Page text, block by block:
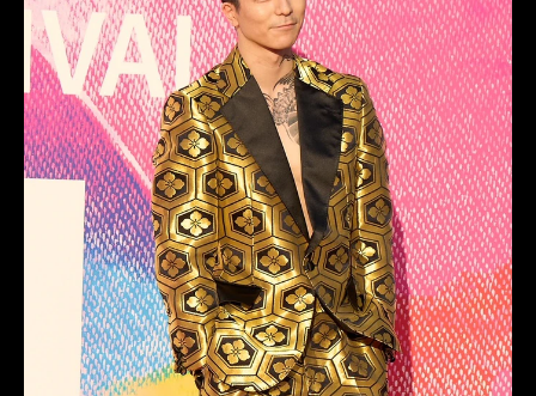
タキシード靴 青山 YouTuber 神奈川
オーダータキシード横浜 レンタルタキシード横浜
RepezenFoxx レペゼンフォックス 岸洋佑
横浜国際映画祭 INI 村松健太 日プ2 ついてnothing
岸明日香 DJふぉい DJFoy レペゼン
ファッションショー RUNWAY スーツリメイク 式典
菅野充 米倉涼子 第２回横浜国際映画祭
BAYSIDE PARTY Enishi GONZO けいちゃん
KANATSU 赤レンガ倉庫 トークショー